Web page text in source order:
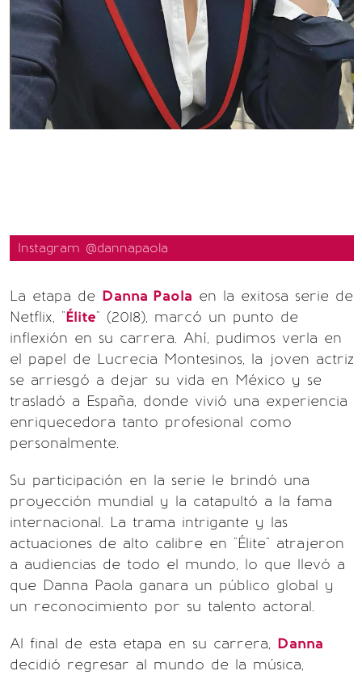
Instagram @dannapaola
La etapa de Danna Paola en la exitosa serie de
Netflix, "Élite" (2018), marcó un punto de
inflexión en su carrera. Ahí, pudimos verla en
el papel de Lucrecia Montesinos, la joven actriz
se arriesgó a dejar su vida en México y se
trasladó a España, donde vivió una experiencia
enriquecedora tanto profesional como
personalmente.
Su participación en la serie le brindó una
proyección mundial y la catapultó a la fama
internacional. La trama intrigante y las
actuaciones de alto calibre en "Élite" atrajeron
a audiencias de todo el mundo, lo que llevó a
que Danna Paola ganara un público global y
un reconocimiento por su talento actoral.
Al final de esta etapa en su carrera, Danna
decidió regresar al mundo de la música,